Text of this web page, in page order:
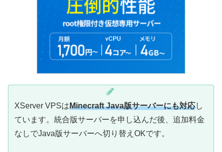
XServer VPSはMinecraft Java版サーバーにも対応し
ています。統合版サーバーを申し込んだ後、追加料金
なしでJava版サーバーへ切り替えOKです。